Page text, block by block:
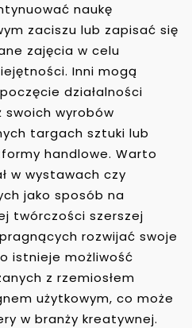
naukę
zaciszu lub zapisać się
zajęcia w celu
Inni mogą
działalności
wyrobów
targach sztuki lub
handlowe. Warto
w wystawach czy
jako sposób na
twórczości szerszej
rozwijać swoje
istnieje możliwość
z rzemiosłem
użytkowym, co może
w branży kreatywnej.